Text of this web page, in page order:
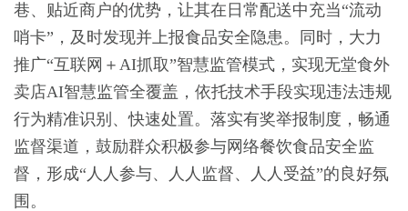
巷、贴近商户的优势，让其在日常配送中充当“流动
哨卡”，及时发现并上报食品安全隐患。同时，大力
推广“互联网＋AI抓取”智慧监管模式，实现无堂食外
卖店AI智慧监管全覆盖，依托技术手段实现违法违规
行为精准识别、快速处置。落实有奖举报制度，畅通
监督渠道，鼓励群众积极参与网络餐饮食品安全监
督，形成“人人参与、人人监督、人人受益”的良好氛
围。